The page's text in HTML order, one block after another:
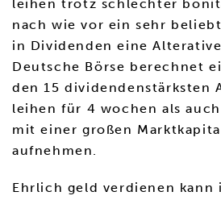
leihen trotz schlechter
nach wie vor ein sehr
in Dividenden eine
Deutsche Börse berechnet
den 15 dividendenstärksten
leihen für 4 wochen als
mit einer großen
aufnehmen.
Ehrlich geld verdienen kann